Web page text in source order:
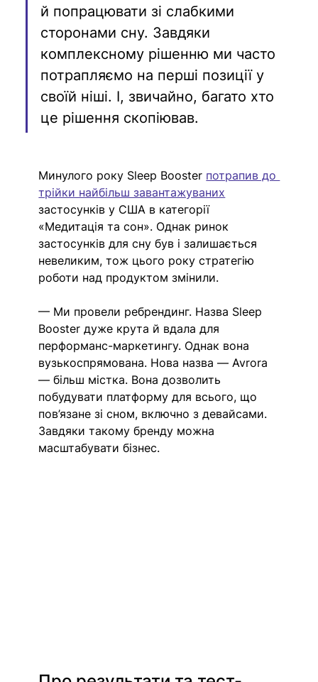
й попрацювати зі слабкими
сторонами сну. Завдяки
комплексному рішенню ми часто
потрапляємо на перші позиції у
своїй ніші. І, звичайно, багато хто
це рішення скопіював.
Минулого року Sleep Booster потрапив до
трійки найбільш завантажуваних
застосунків у США в категорії
«Медитація та сон». Однак ринок
застосунків для сну був і залишається
невеликим, тож цього року стратегію
роботи над продуктом змінили.
— Ми провели ребрендинг. Назва Sleep
Booster дуже крута й вдала для
перформанс-маркетингу. Однак вона
вузькоспрямована. Нова назва — Avrora
— більш містка. Вона дозволить
побудувати платформу для всього, що
пов’язане зі сном, включно з девайсами.
Завдяки такому бренду можна
масштабувати бізнес.